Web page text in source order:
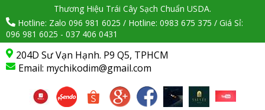
Thương Hiệu Trái Cây Sạch Chuẩn USDA.
Hotline: Zalo 096 981 6025 / Hotline: 0983 675 375 / Giá Sỉ:
096 981 6025 - 037 406 0431
204D Sư Vạn Hạnh. P9 Q5, TPHCM
Email: mychikodim@gmail.com